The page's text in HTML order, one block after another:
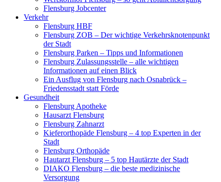
Flensburg Jobcenter
Verkehr
Flensburg HBF
Flensburg ZOB – Der wichtige Verkehrsknotenpunkt
der Stadt
Flensburg Parken – Tipps und Informationen
Flensburg Zulassungsstelle – alle wichtigen
Informationen auf einen Blick
Ein Ausflug von Flensburg nach Osnabrück –
Friedensstadt statt Förde
Gesundheit
Flensburg Apotheke
Hausarzt Flensburg
Flensburg Zahnarzt
Kieferorthopäde Flensburg – 4 top Experten in der
Stadt
Flensburg Orthopäde
Hautarzt Flensburg – 5 top Hautärzte der Stadt
DIAKO Flensburg – die beste medizinische
Versorgung